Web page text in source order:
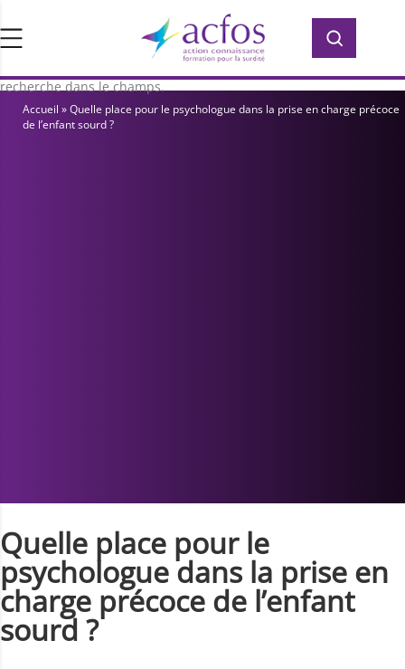
Rechercher :
d’ACFOS, qui contient plus de 400 PDF en
accès libre pour vous former ou vous
informer sur la surdité. Saisissez votre
recherche dans le champs.
Rechercher :
Accueil »Quelle place pour le psychologue dans la prise en charge précoce
de l’enfant sourd ?
Quelle place pour le
psychologue dans la prise en
charge précoce de l’enfant
sourd ?